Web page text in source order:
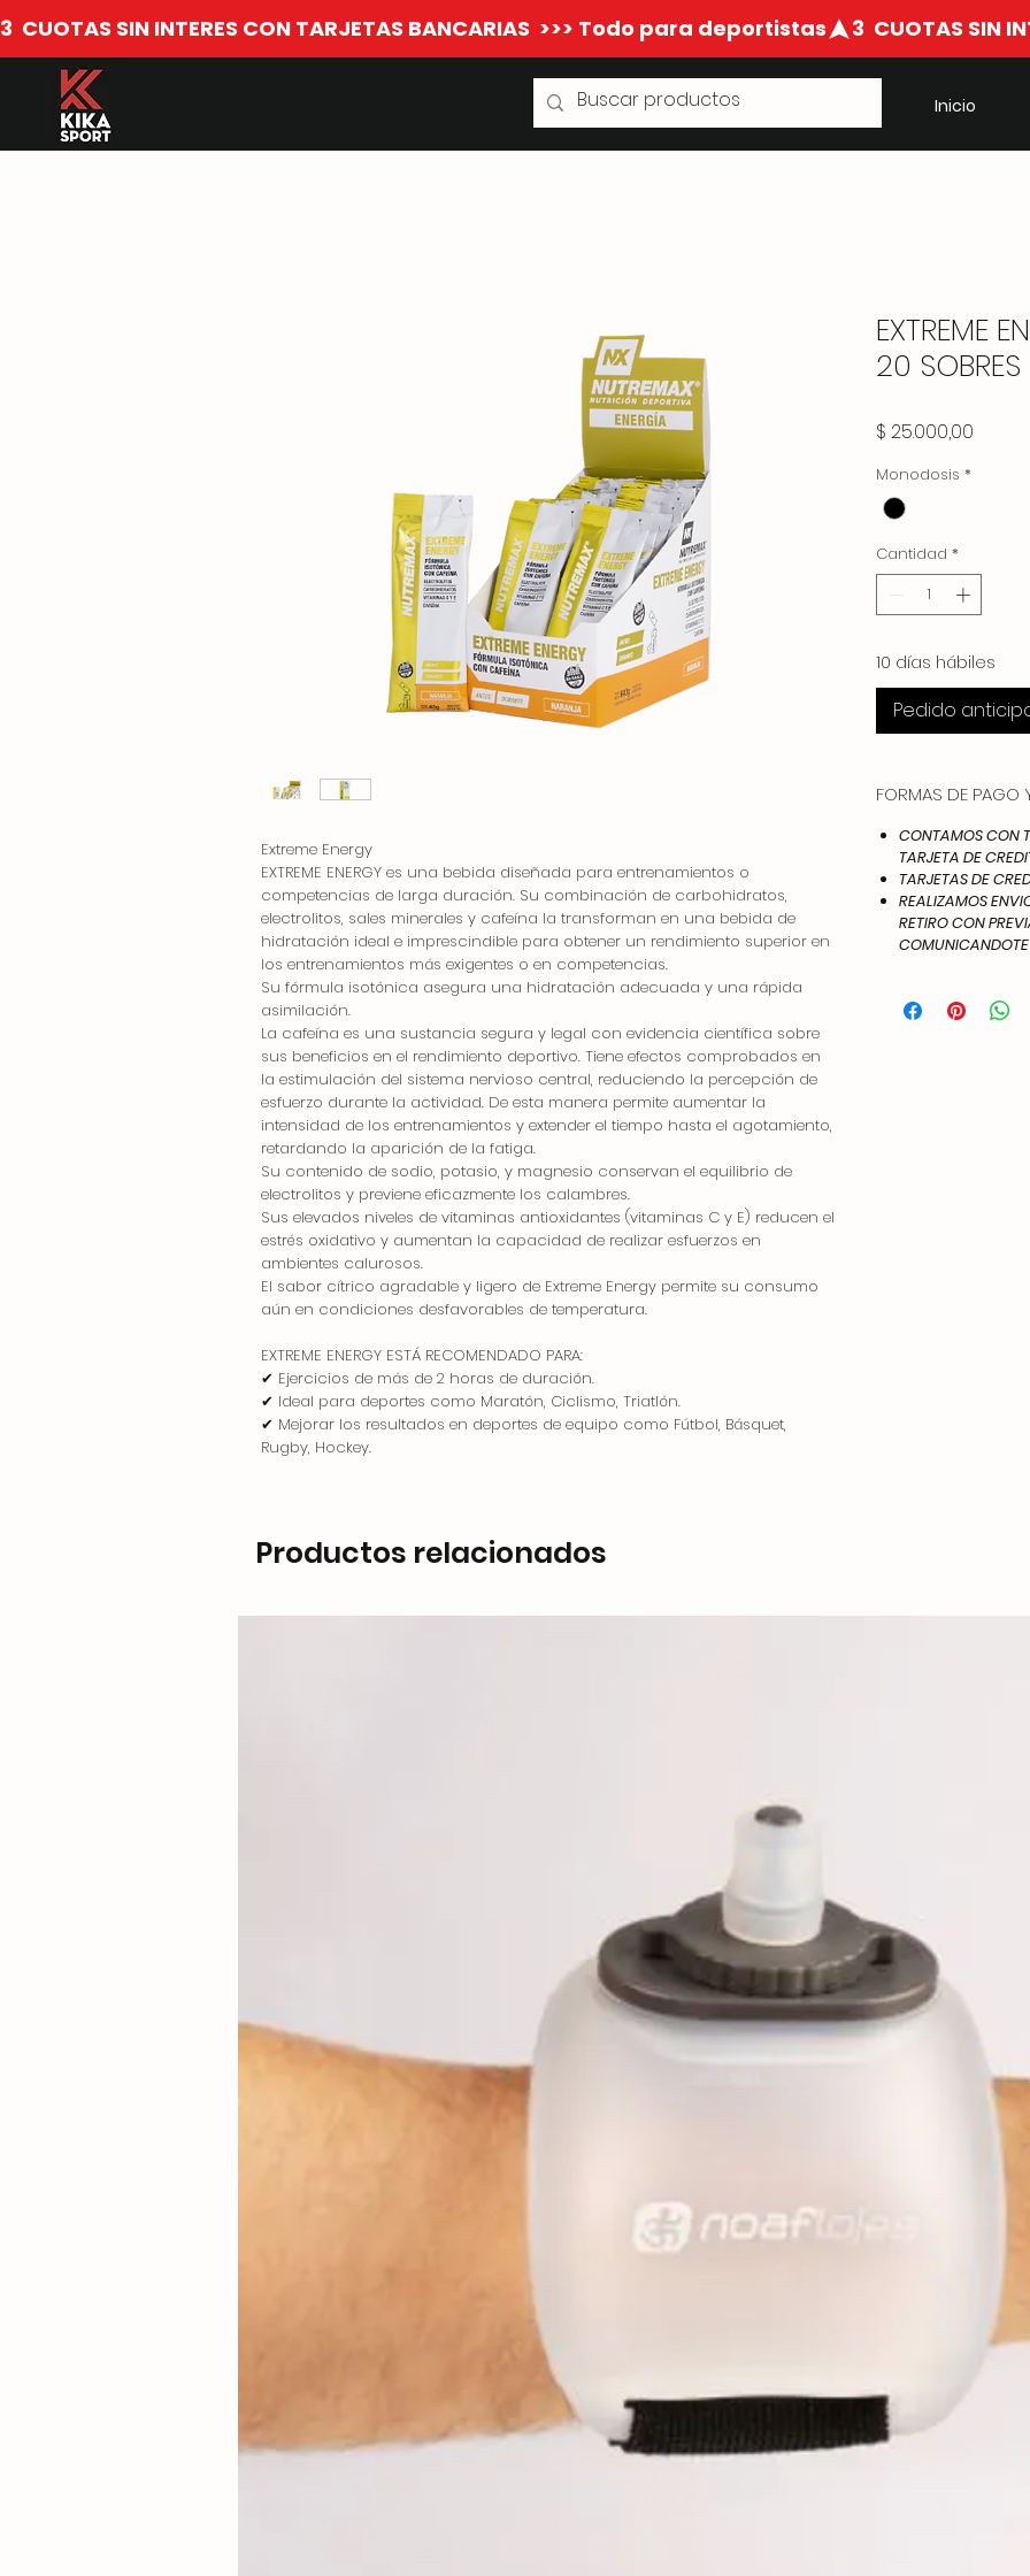
​3  CUOTAS SIN INTERES CON TARJETAS BANCARIAS  >>> Todo para deportistas
Inicio
Extreme Energy
EXTREME ENERGY es una bebida diseñada para entrenamientos o
competencias de larga duración. Su combinación de carbohidratos,
electrolitos, sales minerales y cafeína la transforman en una bebida de
hidratación ideal e imprescindible para obtener un rendimiento superior en
los entrenamientos más exigentes o en competencias.
Su fórmula isotónica asegura una hidratación adecuada y una rápida
asimilación.
La cafeína es una sustancia segura y legal con evidencia científica sobre
sus beneficios en el rendimiento deportivo. Tiene efectos comprobados en
la estimulación del sistema nervioso central, reduciendo la percepción de
esfuerzo durante la actividad. De esta manera permite aumentar la
intensidad de los entrenamientos y extender el tiempo hasta el agotamiento,
retardando la aparición de la fatiga.
Su contenido de sodio, potasio, y magnesio conservan el equilibrio de
electrolitos y previene eficazmente los calambres.
Sus elevados niveles de vitaminas antioxidantes (vitaminas C y E) reducen el
estrés oxidativo y aumentan la capacidad de realizar esfuerzos en
ambientes calurosos.
El sabor cítrico agradable y ligero de Extreme Energy permite su consumo
aún en condiciones desfavorables de temperatura.
EXTREME ENERGY ESTÁ RECOMENDADO PARA:
✔ Ejercicios de más de 2 horas de duración.
✔ Ideal para deportes como Maratón, Ciclismo, Triatlón.
✔ Mejorar los resultados en deportes de equipo como Fútbol, Básquet,
Rugby, Hockey.
EXTREME
20 SOBRES
$ 25.000,00
Monodosis *
Cantidad *
10 días hábiles
Pedido
FORMAS DE PAGO
CONTAMOS CON
TARJETA DE
TARJETAS DE
REALIZAMOS
RETIRO CON
Productos relacionados